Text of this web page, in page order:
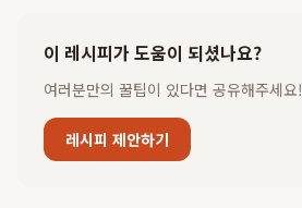
이 레시피가 도움이 되셨나요?
여러분만의 꿀팁이 있다면 공유해주세요!
레시피 제안하기